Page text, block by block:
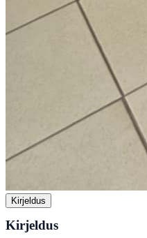
Kirjeldus
Kirjeldus